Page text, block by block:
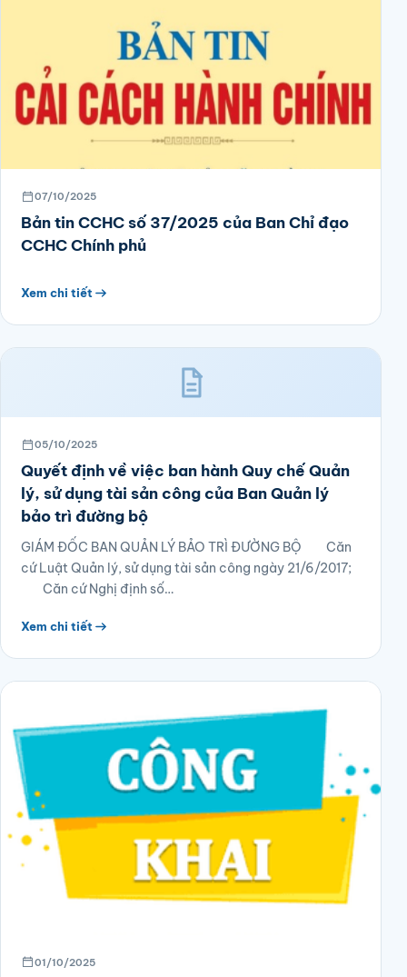
07/10/2025
Bản tin CCHC số 37/2025 của Ban Chỉ đạo
CCHC Chính phủ
Xem chi tiết
05/10/2025
Quyết định về việc ban hành Quy chế Quản
lý, sử dụng tài sản công của Ban Quản lý
bảo trì đường bộ
GIÁM ĐỐC BAN QUẢN LÝ BẢO TRÌ ĐƯỜNG BỘ Căn
cứ Luật Quản lý, sử dụng tài sản công ngày 21/6/2017;
Căn cứ Nghị định số…
Xem chi tiết
01/10/2025